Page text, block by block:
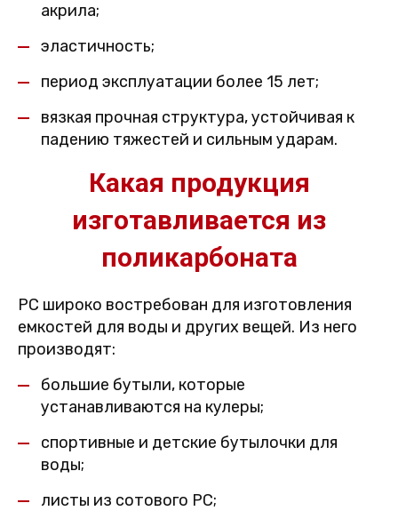
акрила;
эластичность;
период эксплуатации более 15 лет;
вязкая прочная структура, устойчивая к
падению тяжестей и сильным ударам.
Какая продукция
изготавливается из
поликарбоната
PC широко востребован для изготовления
емкостей для воды и других вещей. Из него
производят:
большие бутыли, которые
устанавливаются на кулеры;
спортивные и детские бутылочки для
воды;
листы из сотового PC;